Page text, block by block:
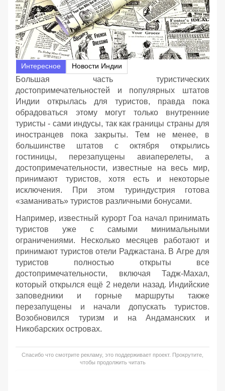
Интересное Новости Индии
Большая часть туристических
достопримечательностей и популярных штатов
Индии открылась для туристов, правда пока
обрадоваться этому могут только внутренние
туристы - сами индусы, так как границы страны для
иностранцев пока закрыты. Тем не менее, в
большинстве штатов с октября открылись
гостиницы, перезапущены авиаперелеты, а
достопримечательности, известные на весь мир,
принимают туристов, хотя есть и некоторые
исключения. При этом туриндустрия готова
«заманивать» туристов различными бонусами.
Например, известный курорт Гоа начал принимать
туристов уже с самыми минимальными
ограничениями. Несколько месяцев работают и
принимают туристов отели Раджастана. В Агре для
туристов полностью открыты все
достопримечательности, включая Тадж-Махал,
который открылся ещё 2 недели назад. Индийские
заповедники и горные маршруты также
перезапущены и начали допускать туристов.
Возобновился туризм и на Андаманских и
Никобарских островах.
Спасибо что смотрите рекламу, это поддерживает проект. Прокрутите,
чтобы продолжить читать